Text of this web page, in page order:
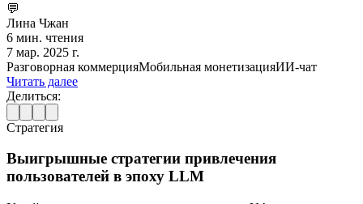
💬
Лина Чжан
6 мин. чтения
7 мар. 2025 г.
Разговорная коммерцияМобильная монетизацияИИ-чат
Читать далее
Делиться:
Стратегия
Выигрышные стратегии привлечения
пользователей в эпоху LLM